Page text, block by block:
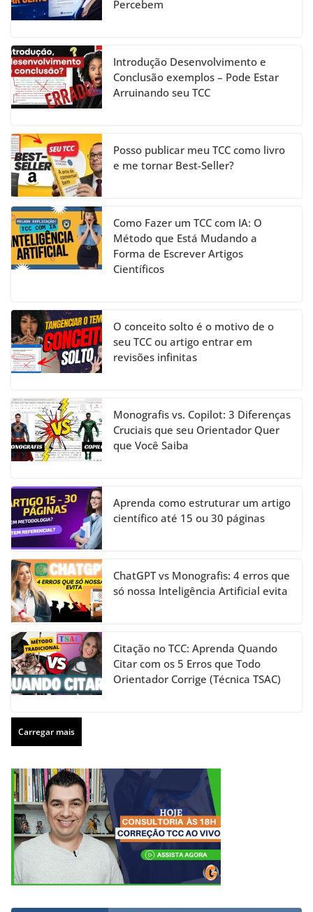
o
k
e
h
a
n
el
Percebem
Introdução Desenvolvimento e
Conclusão exemplos – Pode Estar
Arruinando seu TCC
Posso publicar meu TCC como livro
e me tornar Best-Seller?
Como Fazer um TCC com IA: O
Método que Está Mudando a
Forma de Escrever Artigos
Científicos
O conceito solto é o motivo de o
seu TCC ou artigo entrar em
revisões infinitas
Monografis vs. Copilot: 3 Diferenças
Cruciais que seu Orientador Quer
que Você Saiba
Aprenda como estruturar um artigo
científico até 15 ou 30 páginas
ChatGPT vs Monografis: 4 erros que
só nossa Inteligência Artificial evita
Citação no TCC: Aprenda Quando
Citar com os 5 Erros que Todo
Orientador Corrige (Técnica TSAC)
Carregar mais